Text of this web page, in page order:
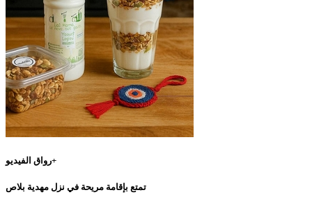
رواق الفيديو+
تمتع بإقامة مريحة في نزل مهدية بلاص